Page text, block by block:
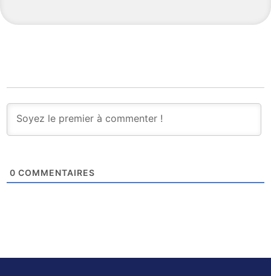
0 COMMENTAIRES